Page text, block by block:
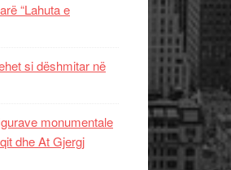
“Lahuta e
si dëshmitar në
monumentale
dhe At Gjergj